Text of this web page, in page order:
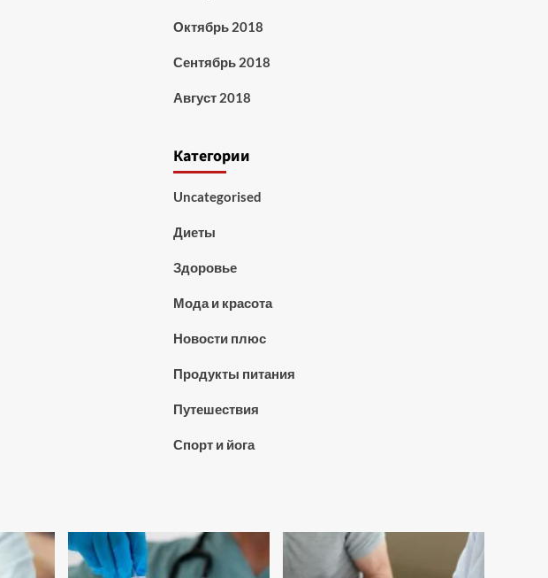
Октябрь 2018
Сентябрь 2018
Август 2018
Категории
Uncategorised
Диеты
Здоровье
Мода и красота
Новости плюс
Продукты питания
Путешествия
Спорт и йога